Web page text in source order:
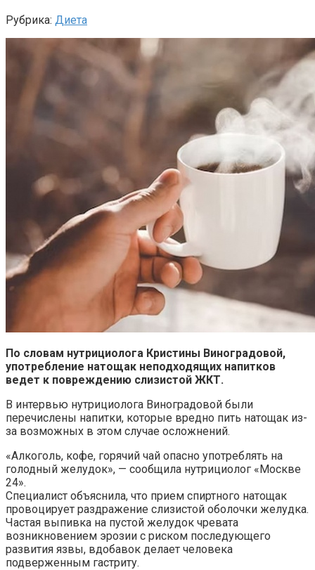
Рубрика: Диета
По словам нутрициолога Кристины Виноградовой,
употребление натощак неподходящих напитков
ведет к повреждению слизистой ЖКТ.
В интервью нутрициолога Виноградовой были
перечислены напитки, которые вредно пить натощак из-
за возможных в этом случае осложнений.
«Алкоголь, кофе, горячий чай опасно употреблять на
голодный желудок», — сообщила нутрициолог «Москве
24».
Специалист объяснила, что прием спиртного натощак
провоцирует раздражение слизистой оболочки желудка.
Частая выпивка на пустой желудок чревата
возникновением эрозии с риском последующего
развития язвы, вдобавок делает человека
подверженным гастриту.